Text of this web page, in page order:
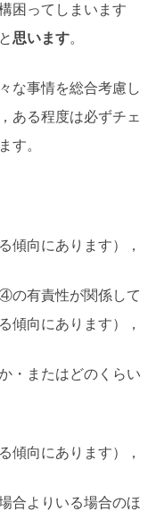
困ってしまいます
思います。
な事情を総合考慮し
ある程度は必ずチェ
す。
傾向にあります），
の有責性が関係して
傾向にあります），
・またはどのくらい
傾向にあります），
合よりいる場合のほ